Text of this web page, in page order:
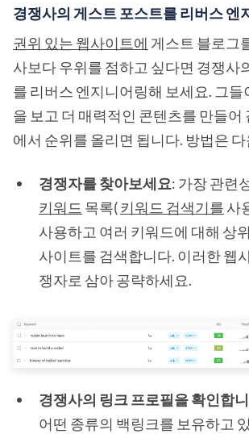
경쟁사의 게스트 포스트를 리버스 엔
권위 있는 웹사이트에 게스트 블로그
사보다 우위를 점하고 싶다면 경쟁사
를 리버스 엔지니어링해 보세요. 그들
을 보고 더 매력적인 콘텐츠를 만들어
에서 순위를 올리면 됩니다. 방법은
경쟁자를 찾아보세요: 가장 관련
키워드 목록(키워드 검색기를 사
사용하고 여러 키워드에 대해 상
사이트를 검색합니다. 이러한 웹
쟁자로 삼아 공략하세요.
경쟁사의 링크 프로필을 확인합
어떤 종류의 백링크를 보유하고